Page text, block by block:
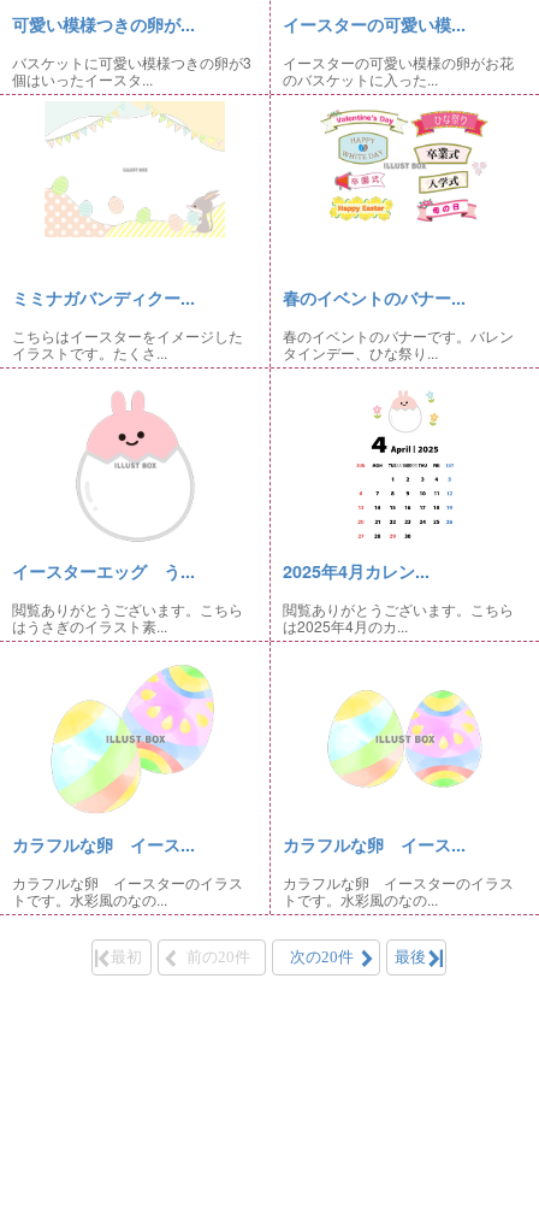
可愛い模様つきの卵が...
バスケットに可愛い模様つきの卵が3
個はいったイースタ...
イースターの可愛い模...
イースターの可愛い模様の卵がお花
のバスケットに入った...
ミミナガバンディクー...
こちらはイースターをイメージした
イラストです。たくさ...
春のイベントのバナー...
春のイベントのバナーです。バレン
タインデー、ひな祭り...
イースターエッグ う...
閲覧ありがとうございます。こちら
はうさぎのイラスト素...
2025年4月カレン...
閲覧ありがとうございます。こちら
は2025年4月のカ...
カラフルな卵 イース...
カラフルな卵 イースターのイラス
トです。水彩風のなの...
カラフルな卵 イース...
カラフルな卵 イースターのイラス
トです。水彩風のなの...
最初 前の20件 次の20件 最後